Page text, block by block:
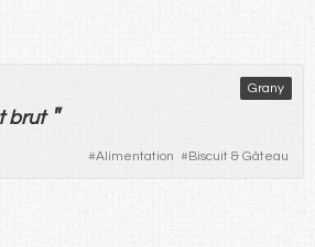
Grany
brut "
#Alimentation #Biscuit & Gâteau